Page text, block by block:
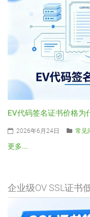
EV代码签名证书价格为
2026年6月24日 常见
更多...
企业级OV SSL证书